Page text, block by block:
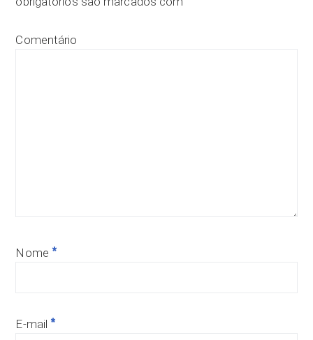
Comentário
Nome *
E-mail *